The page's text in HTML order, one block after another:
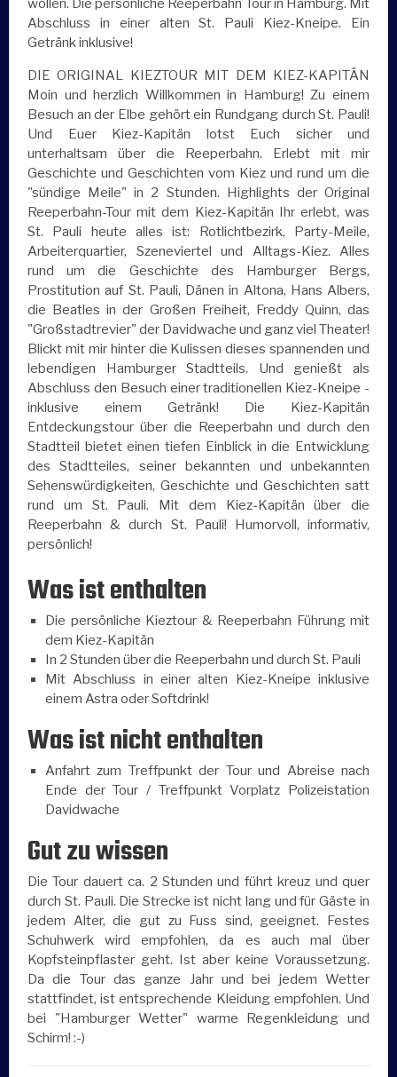
wollen. Die persönliche Reeperbahn Tour in Hamburg. Mit
Abschluss in einer alten St. Pauli Kiez-Kneipe. Ein
Getränk inklusive!
DIE ORIGINAL KIEZTOUR MIT DEM KIEZ-KAPITÄN
Moin und herzlich Willkommen in Hamburg! Zu einem
Besuch an der Elbe gehört ein Rundgang durch St. Pauli!
Und Euer Kiez-Kapitän lotst Euch sicher und
unterhaltsam über die Reeperbahn. Erlebt mit mir
Geschichte und Geschichten vom Kiez und rund um die
"sündige Meile" in 2 Stunden. Highlights der Original
Reeperbahn-Tour mit dem Kiez-Kapitän Ihr erlebt, was
St. Pauli heute alles ist: Rotlichtbezirk, Party-Meile,
Arbeiterquartier, Szeneviertel und Alltags-Kiez. Alles
rund um die Geschichte des Hamburger Bergs,
Prostitution auf St. Pauli, Dänen in Altona, Hans Albers,
die Beatles in der Großen Freiheit, Freddy Quinn, das
"Großstadtrevier" der Davidwache und ganz viel Theater!
Blickt mit mir hinter die Kulissen dieses spannenden und
lebendigen Hamburger Stadtteils. Und genießt als
Abschluss den Besuch einer traditionellen Kiez-Kneipe -
inklusive einem Getränk! Die Kiez-Kapitän
Entdeckungstour über die Reeperbahn und durch den
Stadtteil bietet einen tiefen Einblick in die Entwicklung
des Stadtteiles, seiner bekannten und unbekannten
Sehenswürdigkeiten, Geschichte und Geschichten satt
rund um St. Pauli. Mit dem Kiez-Kapitän über die
Reeperbahn & durch St. Pauli! Humorvoll, informativ,
persönlich!
Was ist enthalten
Die persönliche Kieztour & Reeperbahn Führung mit
dem Kiez-Kapitän
In 2 Stunden über die Reeperbahn und durch St. Pauli
Mit Abschluss in einer alten Kiez-Kneipe inklusive
einem Astra oder Softdrink!
Was ist nicht enthalten
Anfahrt zum Treffpunkt der Tour und Abreise nach
Ende der Tour / Treffpunkt Vorplatz Polizeistation
Davidwache
Gut zu wissen
Die Tour dauert ca. 2 Stunden und führt kreuz und quer
durch St. Pauli. Die Strecke ist nicht lang und für Gäste in
jedem Alter, die gut zu Fuss sind, geeignet. Festes
Schuhwerk wird empfohlen, da es auch mal über
Kopfsteinpflaster geht. Ist aber keine Voraussetzung.
Da die Tour das ganze Jahr und bei jedem Wetter
stattfindet, ist entsprechende Kleidung empfohlen. Und
bei "Hamburger Wetter" warme Regenkleidung und
Schirm! :-)